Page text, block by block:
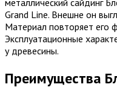
Grand Line. Внешне он
Материал повторяет его
Эксплуатационные
у древесины.
Преимущества